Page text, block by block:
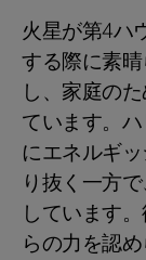
火星が第4ハ
する際に素
し、家庭の
ています。
にエネルギ
り抜く一方
しています
らの力を認